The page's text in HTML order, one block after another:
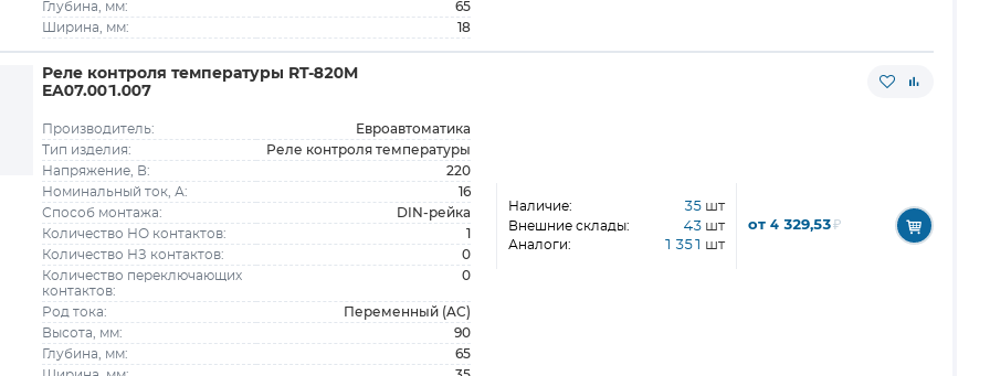
Глубина, мм: 65
Ширина, мм: 18
Реле контроля температуры RT-820M
EA07.001.007
Производитель: Евроавтоматика
Тип изделия: Реле контроля температуры
Напряжение, В: 220
Номинальный ток, А: 16
Способ монтажа: DIN-рейка
Количество НО контактов: 1
Количество НЗ контактов: 0
Количество переключающих
контактов:
0
Род тока: Переменный (AC)
Высота, мм: 90
Глубина, мм: 65
Наличие: 35 шт
Внешние склады: 43 шт
Аналоги: 1 351 шт
от 4 329,53₽